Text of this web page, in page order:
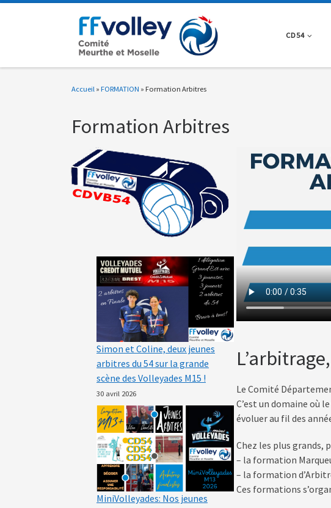
CD54
Accueil » FORMATION » Formation Arbitres
Formation Arbitres
Simon et Coline, deux jeunes
arbitres du 54 sur la grande
scène des Volleyades M15 !
30 avril 2026
MiniVolleyades: Nos jeunes
Le Comité
C’est un domaine où
évoluer au fil des
Chez les plus grands,
– la formation
– la formation
Ces formations